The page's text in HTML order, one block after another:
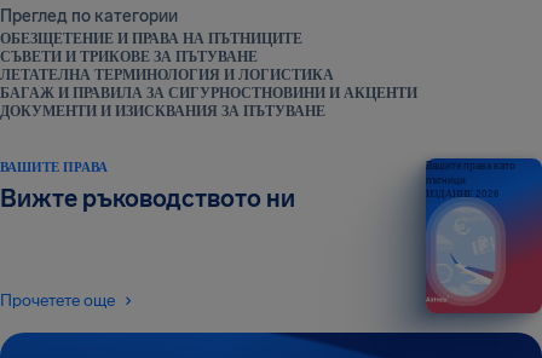
Преглед по категории
ОБЕЗЩЕТЕНИЕ И ПРАВА НА ПЪТНИЦИТЕ
СЪВЕТИ И ТРИКОВЕ ЗА ПЪТУВАНЕ
ЛЕТАТЕЛНА ТЕРМИНОЛОГИЯ И ЛОГИСТИКА
БАГАЖ И ПРАВИЛА ЗА СИГУРНОСТНОВИНИ И АКЦЕНТИ
ДОКУМЕНТИ И ИЗИСКВАНИЯ ЗА ПЪТУВАНЕ
ВАШИТЕ ПРАВА
Вижте ръководството ни
Прочетете още
Вашите права като
пътници
ИЗДАНИЕ 2026